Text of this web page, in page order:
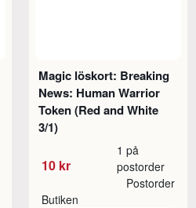
Magic löskort: Breaking
News: Human Warrior
Token (Red and White
3/1)
10 kr
1 på
postorder
Butiken
Postorder